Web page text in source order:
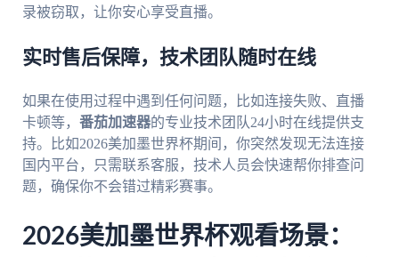
录被窃取，让你安心享受直播。
实时售后保障，技术团队随时在线
如果在使用过程中遇到任何问题，比如连接失败、直播
卡顿等， 番茄加速器的专业技术团队24小时在线提供支
持。比如2026美加墨世界杯期间，你突然发现无法连接
国内平台，只需联系客服，技术人员会快速帮你排查问
题，确保你不会错过精彩赛事。
2026美加墨世界杯观看场景：